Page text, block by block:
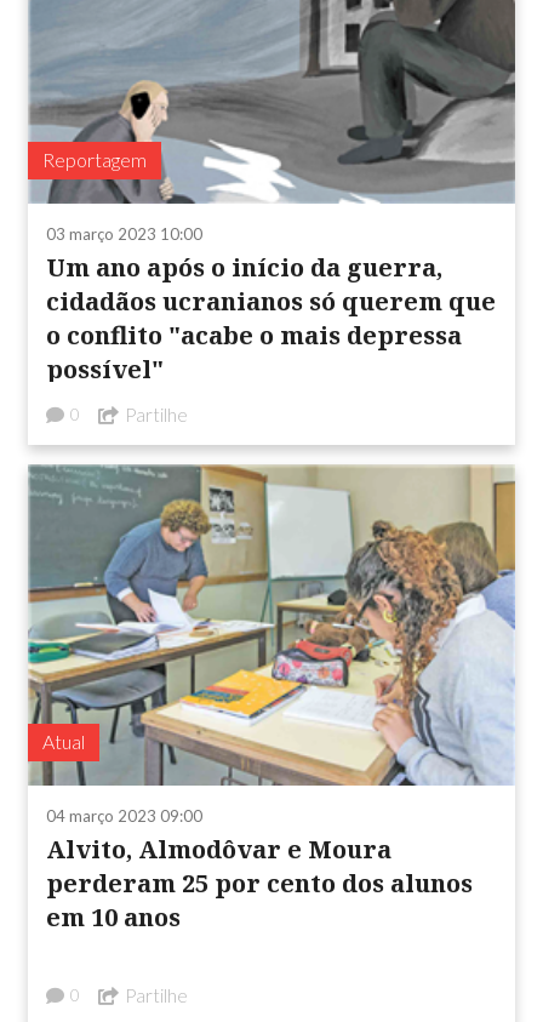
Reportagem
03 março 2023 10:00
Um ano após o início da guerra,
cidadãos ucranianos só querem que
o conflito "acabe o mais depressa
possível"
0 Partilhe
Atual
04 março 2023 09:00
Alvito, Almodôvar e Moura
perderam 25 por cento dos alunos
em 10 anos
0 Partilhe